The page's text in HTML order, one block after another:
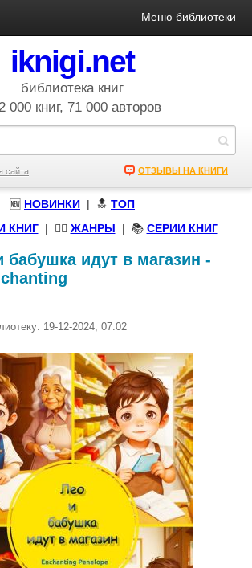
Меню библиотеки
iknigi.net
библиотека книг
000 книг, 71 000 авторов
сайта ОТЗЫВЫ НА КНИГИ
🆕 НОВИНКИ | 🔝 ТОП
КНИГ| 🧝‍♀️ ЖАНРЫ | 📚 СЕРИИ КНИГ
бабушка идут в магазин -
19-12-2024, 07:02